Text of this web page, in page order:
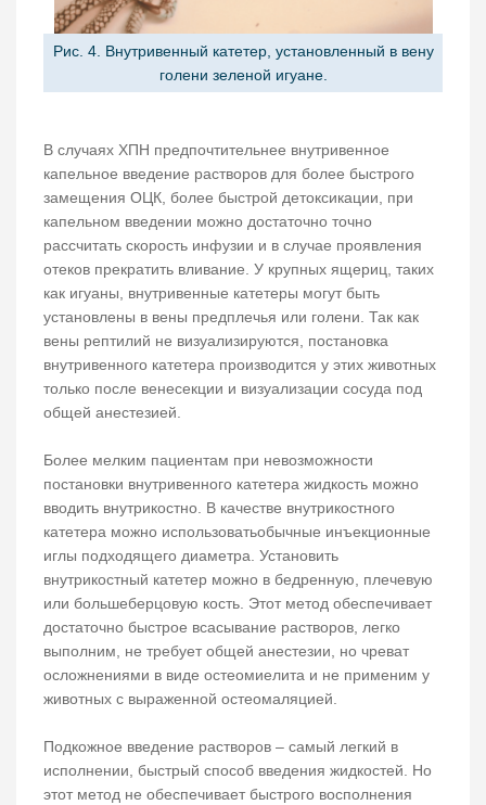
Рис. 4. Внутривенный катетер, установленный в вену
голени зеленой игуане.
В случаях ХПН предпочтительнее внутривенное
капельное введение растворов для более быстрого
замещения ОЦК, более быстрой детоксикации, при
капельном введении можно достаточно точно
рассчитать скорость инфузии и в случае проявления
отеков прекратить вливание. У крупных ящериц, таких
как игуаны, внутривенные катетеры могут быть
установлены в вены предплечья или голени. Так как
вены рептилий не визуализируются, постановка
внутривенного катетера производится у этих животных
только после венесекции и визуализации сосуда под
общей анестезией.
Более мелким пациентам при невозможности
постановки внутривенного катетера жидкость можно
вводить внутрикостно. В качестве внутрикостного
катетера можно использоватьобычные инъекционные
иглы подходящего диаметра. Установить
внутрикостный катетер можно в бедренную, плечевую
или большеберцовую кость. Этот метод обеспечивает
достаточно быстрое всасывание растворов, легко
выполним, не требует общей анестезии, но чреват
осложнениями в виде остеомиелита и не применим у
животных с выраженной остеомаляцией.
Подкожное введение растворов – самый легкий в
исполнении, быстрый способ введения жидкостей. Но
этот метод не обеспечивает быстрого восполнения